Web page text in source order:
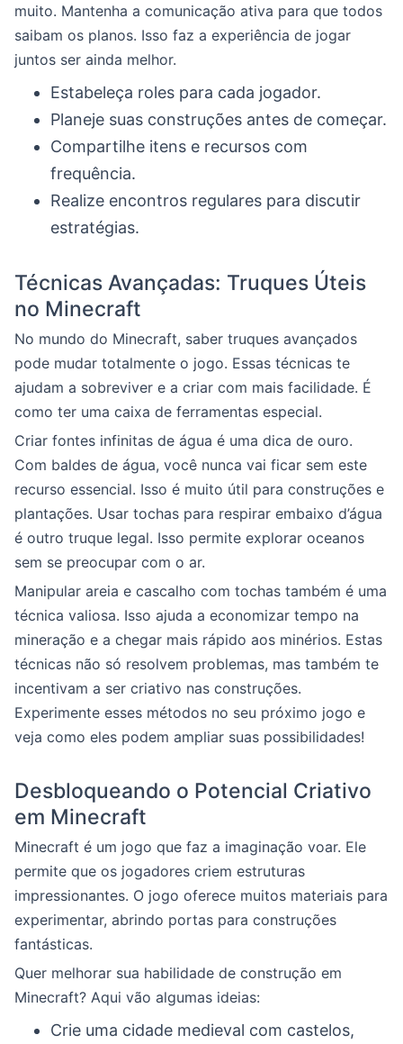
muito. Mantenha a comunicação ativa para que todos
saibam os planos. Isso faz a experiência de jogar
juntos ser ainda melhor.
Estabeleça roles para cada jogador.
Planeje suas construções antes de começar.
Compartilhe itens e recursos com
frequência.
Realize encontros regulares para discutir
estratégias.
Técnicas Avançadas: Truques Úteis
no Minecraft
No mundo do Minecraft, saber truques avançados
pode mudar totalmente o jogo. Essas técnicas te
ajudam a sobreviver e a criar com mais facilidade. É
como ter uma caixa de ferramentas especial.
Criar fontes infinitas de água é uma dica de ouro.
Com baldes de água, você nunca vai ficar sem este
recurso essencial. Isso é muito útil para construções e
plantações. Usar tochas para respirar embaixo d’água
é outro truque legal. Isso permite explorar oceanos
sem se preocupar com o ar.
Manipular areia e cascalho com tochas também é uma
técnica valiosa. Isso ajuda a economizar tempo na
mineração e a chegar mais rápido aos minérios. Estas
técnicas não só resolvem problemas, mas também te
incentivam a ser criativo nas construções.
Experimente esses métodos no seu próximo jogo e
veja como eles podem ampliar suas possibilidades!
Desbloqueando o Potencial Criativo
em Minecraft
Minecraft é um jogo que faz a imaginação voar. Ele
permite que os jogadores criem estruturas
impressionantes. O jogo oferece muitos materiais para
experimentar, abrindo portas para construções
fantásticas.
Quer melhorar sua habilidade de construção em
Minecraft? Aqui vão algumas ideias:
Crie uma cidade medieval com castelos,